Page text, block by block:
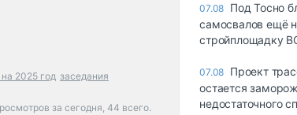
2025 год заседания
за сегодня,44 всего.
07.08 Под Тосно
самосвалов ещё
стройплощадку
07.08 Проект
остается
недостаточного